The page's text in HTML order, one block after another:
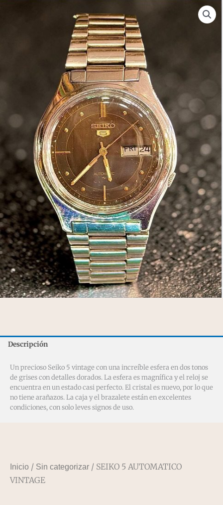
Descripción
Un precioso Seiko 5 vintage con una increíble esfera en dos tonos
de grises con detalles dorados. La esfera es magnífica y el reloj se
encuentra en un estado casi perfecto. El cristal es nuevo, por lo que
no tiene arañazos. La caja y el brazalete están en excelentes
condiciones, con solo leves signos de uso.
Inicio / Sin categorizar / SEIKO 5 AUTOMATICO
VINTAGE